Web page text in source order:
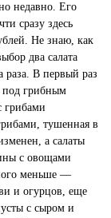
недавно. Его
сразу здесь
Не знаю, как
два салата
раза. В первый раз
под грибным
грибами
тушенная в
а салаты
с овощами
меньше —
и огурцов, еще
с сыром и